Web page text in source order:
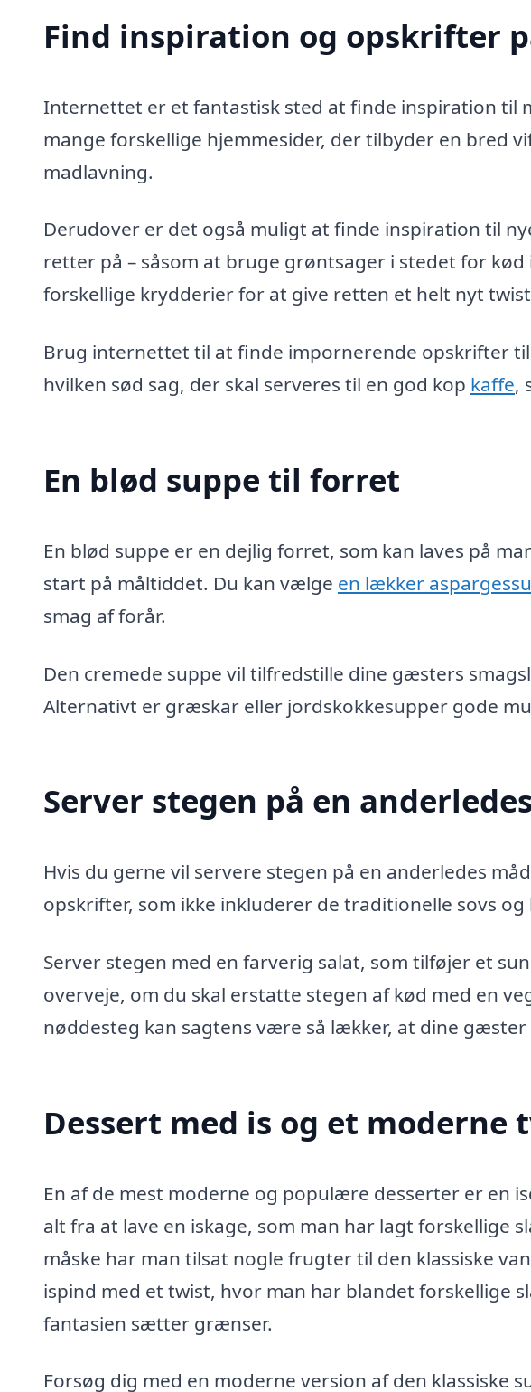
Find inspiration og opskrifter
Internettet er et fantastisk sted at finde inspiration til
mange forskellige hjemmesider, der tilbyder en bred
madlavning.
Derudover er det også muligt at finde inspiration til
retter på – såsom at bruge grøntsager i stedet for
forskellige krydderier for at give retten et helt nyt
Brug internettet til at finde impornerende opskrifter
hvilken sød sag, der skal serveres til en god kop kaffe,
En blød suppe til forret
En blød suppe er en dejlig forret, som kan laves på
start på måltiddet. Du kan vælge en lækker
smag af forår.
Den cremede suppe vil tilfredstille dine gæsters
Alternativt er græskar eller jordskokkesupper gode
Server stegen på en
Hvis du gerne vil servere stegen på en anderledes
opskrifter, som ikke inkluderer de traditionelle sovs og
Server stegen med en farverig salat, som tilføjer et
overveje, om du skal erstatte stegen af kød med en
nøddesteg kan sagtens være så lækker, at dine gæster
Dessert med is og et moderne
En af de mest moderne og populære desserter er en
alt fra at lave en iskage, som man har lagt forskellige
måske har man tilsat nogle frugter til den klassiske
ispind med et twist, hvor man har blandet forskellige
fantasien sætter grænser.
Forsøg dig med en moderne version af den klassiske